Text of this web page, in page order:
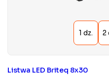
Listwa LED Briteq 8x30